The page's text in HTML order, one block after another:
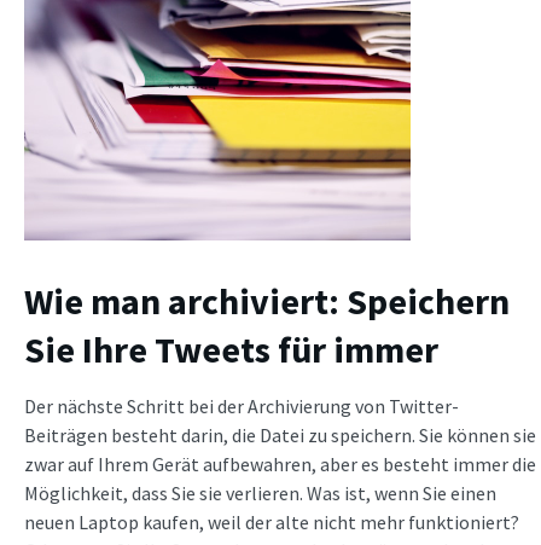
Wie man archiviert: Speichern
Sie Ihre Tweets für immer
Der nächste Schritt bei der Archivierung von Twitter-
Beiträgen besteht darin, die Datei zu speichern. Sie können sie
zwar auf Ihrem Gerät aufbewahren, aber es besteht immer die
Möglichkeit, dass Sie sie verlieren. Was ist, wenn Sie einen
neuen Laptop kaufen, weil der alte nicht mehr funktioniert?